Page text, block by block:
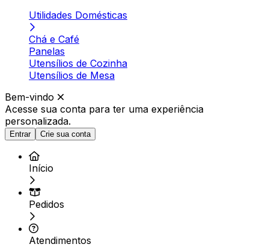
Utilidades Domésticas
Chá e Café
Panelas
Utensílios de Cozinha
Utensílios de Mesa
Bem-vindo
Acesse sua conta para ter uma experiência
personalizada.
Entrar Crie sua conta
Início
Pedidos
Atendimentos